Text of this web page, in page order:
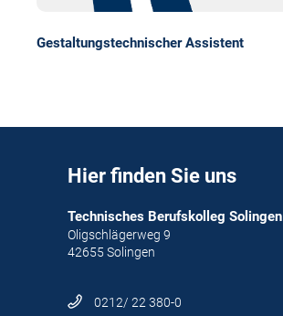
Gestaltungstechnischer Assistent
Hier finden Sie uns
Technisches Berufskolleg Solingen
Oligschlägerweg 9
42655 Solingen
0212/ 22 380-0